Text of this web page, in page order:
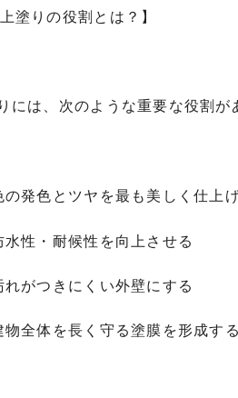
塗りの役割とは？】
には、次のような重要な役割が
発色とツヤを最も美しく仕上
性・耐候性を向上させる
がつきにくい外壁にする
全体を長く守る塗膜を形成する